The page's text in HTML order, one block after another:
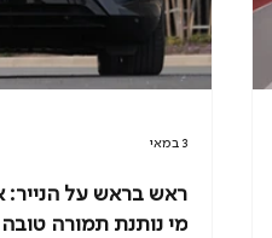
מי נותנת תמורה
3 במאי